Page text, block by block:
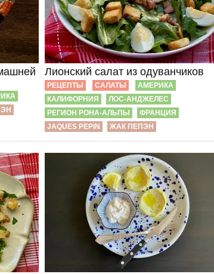
Лионский салат из одуванчиков
РЕЦЕПТЫ САЛАТЫ
АМЕРИКА
КАЛИФОРНИЯ
ЛОС-АНДЖЕЛЕС
РЕГИОН РОНА-АЛЬПЫ
ФРАНЦИЯ
JAQUES PEPIN
ЖАК ПЕПЭН